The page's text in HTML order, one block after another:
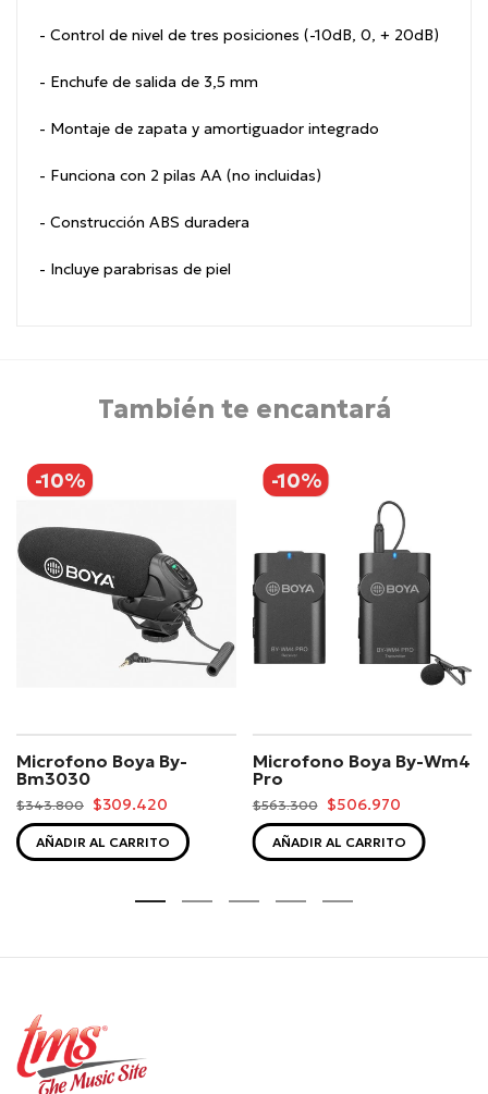
- Control de nivel de tres posiciones (-10dB, 0, + 20dB)
- Enchufe de salida de 3,5 mm
- Montaje de zapata y amortiguador integrado
- Funciona con 2 pilas AA (no incluidas)
- Construcción ABS duradera
- Incluye parabrisas de piel
También te encantará
-10%
Microfono Boya By-
Bm3030
$343.800 $309.420
AÑADIR AL CARRITO
-10%
Microfono Boya By-Wm4
Pro
$563.300 $506.970
AÑADIR AL CARRITO